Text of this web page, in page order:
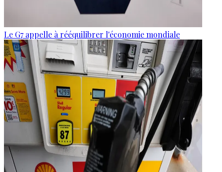
Le G7 appelle à rééquilibrer l'économie mondiale